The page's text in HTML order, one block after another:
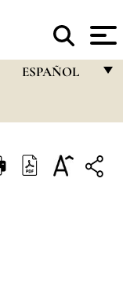
ESPAÑOL
ITALIANO